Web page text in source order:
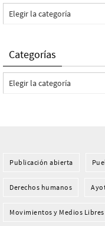
Categorías
Categorías
Categorías
Publicación abierta
Derechos humanos
Movimientos y Medios Libres